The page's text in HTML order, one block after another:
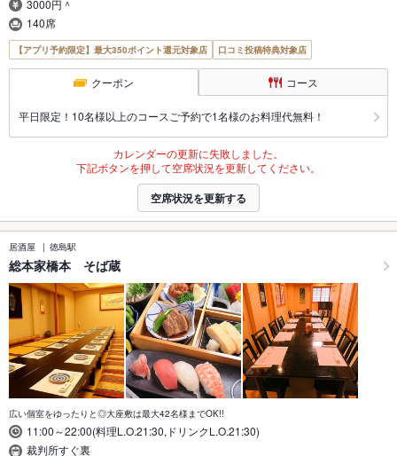
3000円＾
140席
【アプリ予約限定】最大350ポイント還元対象店 口コミ投稿特典対象店
クーポン コース
平日限定！10名様以上のコースご予約で1名様のお料理代無料！
カレンダーの更新に失敗しました。
下記ボタンを押して空席状況を更新してください。
空席状況を更新する
居酒屋 徳島駅
総本家橋本 そば蔵
広い個室をゆったりと◎大座敷は最大42名様までOK!!
11:00～22:00(料理L.O.21:30,ドリンクL.O.21:30)
裁判所すぐ裏